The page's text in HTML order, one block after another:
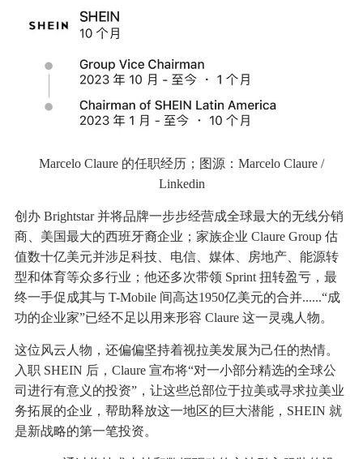
Marcelo Claure 的任职经历；图源：Marcelo Claure /
Linkedin
创办 Brightstar 并将品牌一步步经营成全球最大的无线分销
商、美国最大的西班牙裔企业；家族企业 Claure Group 估
值数十亿美元并涉足科技、电信、媒体、房地产、能源转
型和体育等众多行业；他还多次带领 Sprint 扭转盈亏，最
终一手促成其与 T-Mobile 间高达1950亿美元的合并......“成
功的企业家”已经不足以用来形容 Claure 这一灵魂人物。
这位风云人物，还偏偏坚持着视拉美发展为己任的热情。
入职 SHEIN 后，Claure 宣布将“对一小部分精选的全球公
司进行有意义的投资”，让这些总部位于拉美或寻求拉美业
务拓展的企业，帮助释放这一地区的巨大潜能，SHEIN 就
是新战略的第一笔投资。